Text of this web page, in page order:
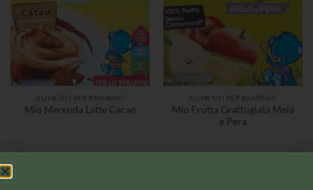
ALIMENTI PER BAMBINO
Mio Merenda Latte Cacao
ALIMENTI PER BAMBINO
Mio Frutta Grattugiata Mela
e Pera